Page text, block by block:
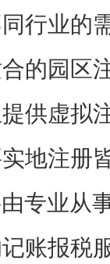
行业的
的园区
供虚拟
地注册
专业从
账报税